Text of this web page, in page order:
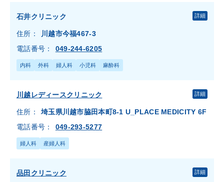
石井クリニック
住所：
川越市今福467-3
電話番号：
049-244-6205
詳細
内科 外科 婦人科 小児科 麻酔科
川越レディースクリニック
住所：
埼玉県川越市脇田本町8-1 U_PLACE MEDICITY 6F
電話番号：
049-293-5277
詳細
婦人科 産婦人科
品田クリニック 詳細